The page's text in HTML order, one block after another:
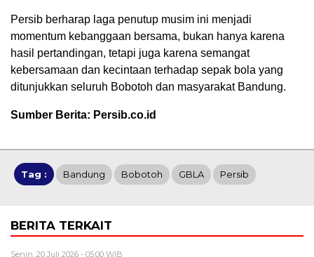
Persib berharap laga penutup musim ini menjadi
momentum kebanggaan bersama, bukan hanya karena
hasil pertandingan, tetapi juga karena semangat
kebersamaan dan kecintaan terhadap sepak bola yang
ditunjukkan seluruh Bobotoh dan masyarakat Bandung.
Sumber Berita: Persib.co.id
Tag : Bandung Bobotoh GBLA Persib
BERITA TERKAIT
Senin, 20 Juli 2026 - 05:00 WIB